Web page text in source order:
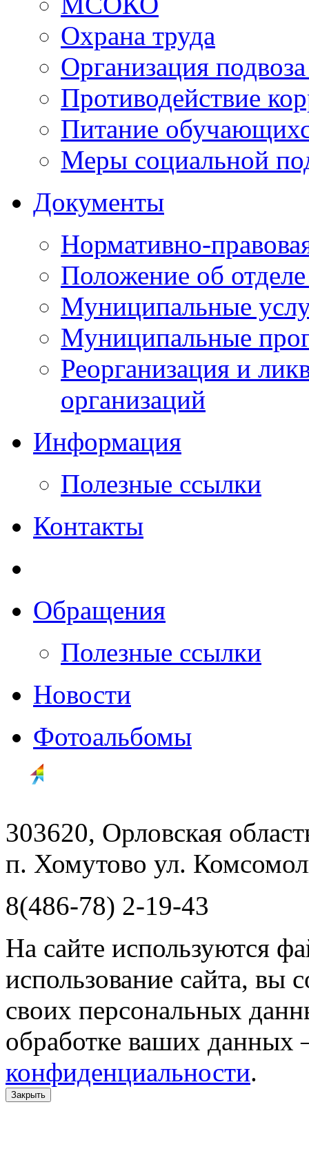
Охрана труда
Организация
Противодействие
Питание
Меры социальной
Документы
Нормативно-
Положение об
Муниципальные
Муниципальные
Реорганизация и
организаций
Информация
Полезные ссылки
Контакты
Обращения
Полезные ссылки
Новости
Фотоальбомы
303620, Орловская
п. Хомутово ул.
8(486-78) 2-19-43
На сайте используются
использование сайта, вы
своих персональных
обработке ваших данных
конфиденциальности.
Закрыть